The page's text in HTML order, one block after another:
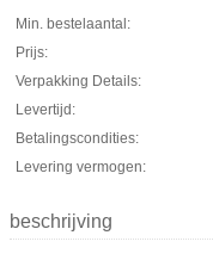
Min. bestelaantal:
Prijs:
Verpakking Details:
Levertijd:
Betalingscondities:
Levering vermogen:
beschrijving